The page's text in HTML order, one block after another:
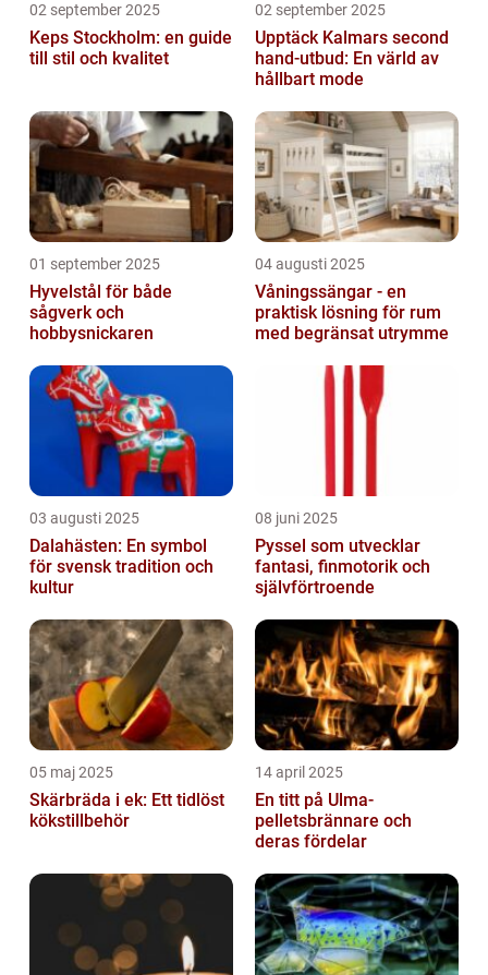
02 september 2025
Keps Stockholm: en guide
till stil och kvalitet
02 september 2025
Upptäck Kalmars second
hand-utbud: En värld av
hållbart mode
01 september 2025
Hyvelstål för både
sågverk och
hobbysnickaren
04 augusti 2025
Våningssängar - en
praktisk lösning för rum
med begränsat utrymme
03 augusti 2025
Dalahästen: En symbol
för svensk tradition och
kultur
08 juni 2025
Pyssel som utvecklar
fantasi, finmotorik och
självförtroende
05 maj 2025
Skärbräda i ek: Ett tidlöst
kökstillbehör
14 april 2025
En titt på Ulma-
pelletsbrännare och
deras fördelar